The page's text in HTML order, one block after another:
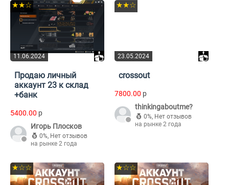
11.06.2024
★★☆
Продаю личный
аккаунт 23 к склад
+банк
5400.00 p
Игорь Плосков
0%, Нет отзывов
на рынке 2 года
23.05.2024
★★☆
crossout
7800.00 p
thinkingaboutme?
0%, Нет отзывов
на рынке 2 года
★☆☆ ★☆☆